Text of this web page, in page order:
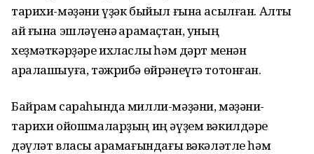
тарихи-мәҙәни үҙәк быйыл ғына асылған. Алты
ай ғына эшләүенә ҡарамаҫтан, уның
хеҙмәткәрҙәре ихласлыҡ һәм дәрт менән
аралашыуға, тәжрибә өйрәнеүгә тотонған.
Байрам сараһында милли-мәҙәни, мәҙәни-
тарихи ойошмаларҙың иң әүҙем вәкилдәре
дәүләт власы ҡарамағындағы вәкәләтле һәм